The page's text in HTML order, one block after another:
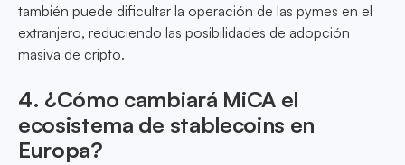
también puede dificultar la operación de las pymes en el
extranjero, reduciendo las posibilidades de adopción
masiva de cripto.
4. ¿Cómo cambiará MiCA el
ecosistema de stablecoins en
Europa?